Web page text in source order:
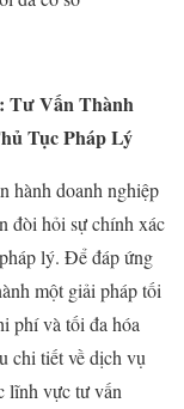
Tư Vấn Thành
Tục Pháp Lý
hành doanh nghiệp
đòi hỏi sự chính xác
lý. Để đáp ứng
một giải pháp tối
phí và tối đa hóa
chi tiết về dịch vụ
lĩnh vực tư vấn